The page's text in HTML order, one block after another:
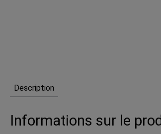
Description
Informations sur le